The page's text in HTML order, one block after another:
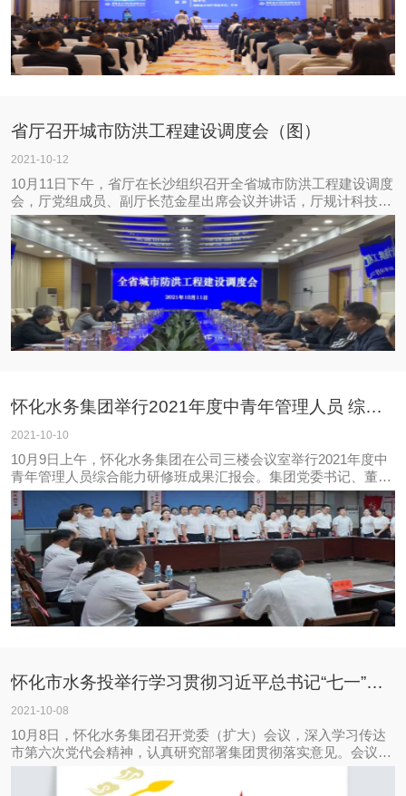
省厅召开城市防洪工程建设调度会（图）
2021-10-12
10月11日下午，省厅在长沙组织召开全省城市防洪工程建设调度
会，厅党组成员、副厅长范金星出席会议并讲话，厅规计科技
处、建设处以及相关市水利局、县市区人民政府和水利局负责同
志参加会议。
怀化水务集团举行2021年度中青年管理人员 综合能力研修班成果汇报会
2021-10-10
10月9日上午，怀化水务集团在公司三楼会议室举行2021年度中
青年管理人员综合能力研修班成果汇报会。集团党委书记、董事
长杨秀和出席并讲话，集团党委副书记、总经理杨琛飞，副总经
理姚文成，党委委员、纪委书记徐昌元，副处级干部申湘平以及
各部室各子公司负责人参加，怀化
怀化市水务投举行学习贯彻习近平总书记“七一”重要讲话精神集中宣讲会
2021-10-08
10月8日，怀化水务集团召开党委（扩大）会议，深入学习传达
市第六次党代会精神，认真研究部署集团贯彻落实意见。会议由
集团党委书记、董事长杨秀和主持，集团领导班子成员，集团中
层以上管理人员、基层党支部书记、集团机关支部全体党员共90